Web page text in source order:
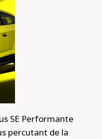
SE Performante
percutant de la